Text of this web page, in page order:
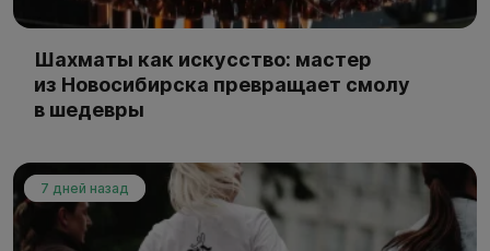
Шахматы как искусство: мастер
из Новосибирска превращает смолу
в шедевры
7 дней назад